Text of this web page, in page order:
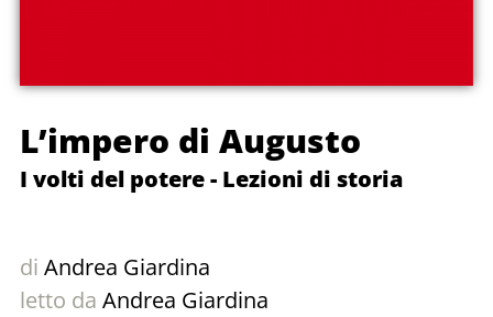
L’impero di Augusto
I volti del potere - Lezioni di storia
di Andrea Giardina
letto da Andrea Giardina